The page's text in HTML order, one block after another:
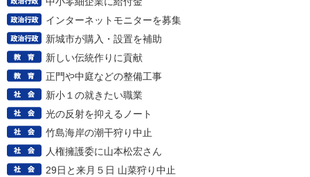
インターネットモニターを募集
新城市が購入・設置を補助
新しい伝統作りに貢献
正門や中庭などの整備工事
新小１の就きたい職業
光の反射を抑えるノート
竹島海岸の潮干狩り中止
人権擁護委に山本松宏さん
29日と来月５日 山菜狩り中止